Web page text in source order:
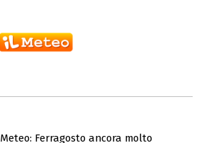
Meteo: Ferragosto ancora molto